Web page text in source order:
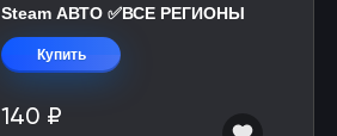
Steam АВТО ✅ВСЕ РЕГИОНЫ
Купить
140 ₽